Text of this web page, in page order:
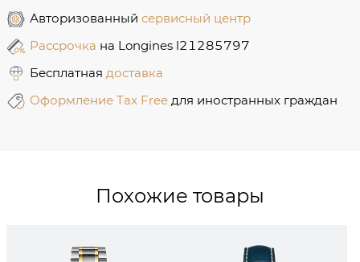
Авторизованный сервисный центр
Рассрочка на Longines l21285797
Бесплатная доставка
Оформление Tax Free для иностранных граждан
Похожие товары